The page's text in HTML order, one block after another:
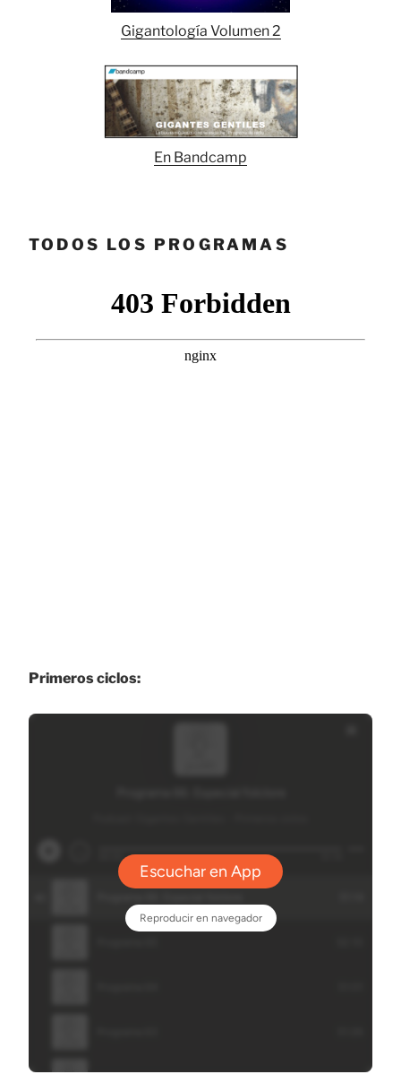
Gigantología Volumen 2
En Bandcamp
TODOS LOS PROGRAMAS
Primeros ciclos: